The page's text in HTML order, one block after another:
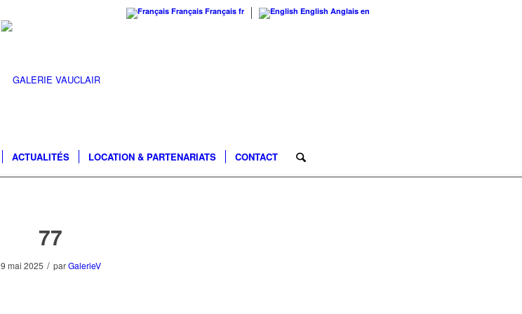
Français Français fr English Anglais en
ACTUALITÉS LOCATION & PARTENARIATS CONTACT
77
9 mai 2025 / parGalerieV